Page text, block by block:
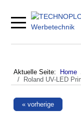
Mobile Menu Toggle
Aktuelle Seite: Home
Roland UV-LED
« vorherige